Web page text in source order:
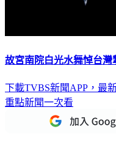
故宮南院白光水舞悼台
下載TVBS新聞APP，最
重點新聞一次看